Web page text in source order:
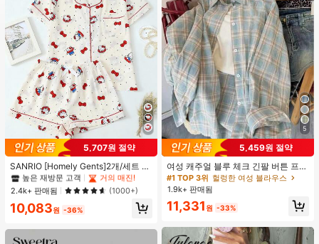
5,707원 절약
SANRIO [Homely Gents]2개/세트 여
성 프린트 라펠 반팔 버튼 포켓 상의
및 보우 반바지 잠옷 세트, 캐주얼 홈
웨어, 봄/여름에 적합
#1 TOP 3위
프라이드 월 여성 파자마 세트
높은 재방문 고객
거의 매진!
#1 TOP 3위
프라이드 월 여성 파자마 세트
높은 재방문 고객
거의 매진!
#1 TOP 3위
프라이드 월 여성 파자마 세트
높은 재방문 고객
거의 매진!
#1 TOP 3위
프라이드 월 여성 파자마 세트
높은 재방문 고객
2.4k+ 판매됨 (1000+)
10,083원 -36%
5
5,459원 절약
여성 캐주얼 블루 체크 긴팔 버튼 프론
트 폴리에스터 셔츠, 레귤러 핏, 봄 의
류, 편안한 스타일
#1 TOP 3위 헐렁한 여성 블라우스
1.9k+ 판매됨
11,331 원 -33%